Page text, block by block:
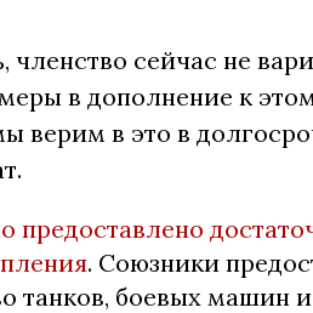
членство сейчас не
в дополнение к
верим в это в
предоставлено
. Союзники
танков, боевых машин